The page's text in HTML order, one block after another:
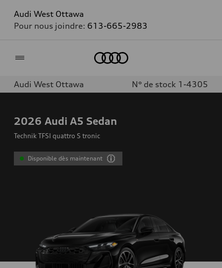
Audi West Ottawa
Pour nous joindre: 613-665-2983
Audi West Ottawa N° de stock 1-4305
2026 Audi A5 Sedan
Technik TFSI quattro S tronic
Disponible dès maintenant